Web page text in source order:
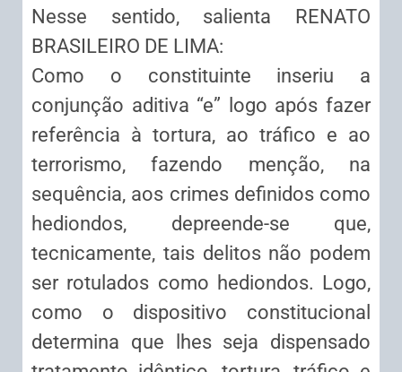
Nesse sentido, salienta RENATO
BRASILEIRO DE LIMA:
Como o constituinte inseriu a
conjunção aditiva “e” logo após fazer
referência à tortura, ao tráfico e ao
terrorismo, fazendo menção, na
sequência, aos crimes definidos como
hediondos, depreende-se que,
tecnicamente, tais delitos não podem
ser rotulados como hediondos. Logo,
como o dispositivo constitucional
determina que lhes seja dispensado